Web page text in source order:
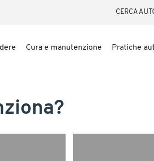
CERCA
Cura e manutenzione Pratiche